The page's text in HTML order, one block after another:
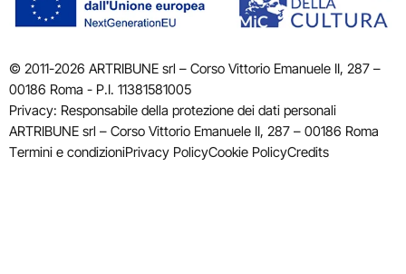
© 2011-2026 ARTRIBUNE srl – Corso Vittorio Emanuele II, 287 –
00186 Roma - P.I. 11381581005
Privacy: Responsabile della protezione dei dati personali
ARTRIBUNE srl – Corso Vittorio Emanuele II, 287 – 00186 Roma
Termini e condizioniPrivacy PolicyCookie PolicyCredits